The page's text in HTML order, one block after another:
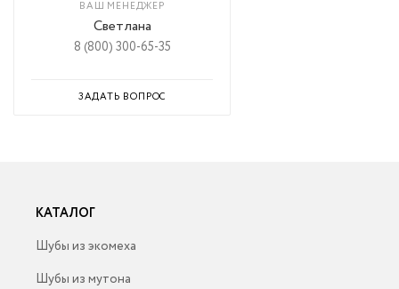
ВАШ МЕНЕДЖЕР
Светлана
8 (800) 300-65-35
ЗАДАТЬ ВОПРОС
КАТАЛОГ
Шубы из экомеха
Шубы из мутона